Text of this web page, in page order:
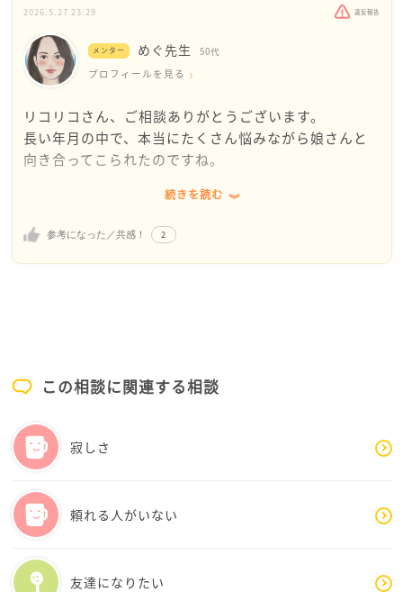
2026.5.27 23:29 違反報告
メンター めぐ先生 50代
プロフィールを見る
リコリコさん、ご相談ありがとうございます。
長い年月の中で、本当にたくさん悩みながら娘さんと
向き合ってこられたのですね。
娘さんを引き取った時も、きっと「守りたい」「なん
とかしたい」というお気持ちがあったからこその決断
だったのだと思います。
だからこそ、今も一緒に暮らし、お孫さんの成長をそ
気持ちが、完全には整理しきれず残っているのかもし
れませんね。
いうより、「あの時つらかった」という気持ちがまだ
心の奥にあるからなのだと思います。
でも同時に、リコリコさんもずっと苦しかったですよ
ね。
という気持ちにもなってしまうと思います。
続きを読む
参考になった／共感！ 2
この相談に関連する相談
寂しさ
頼れる人がいない
友達になりたい